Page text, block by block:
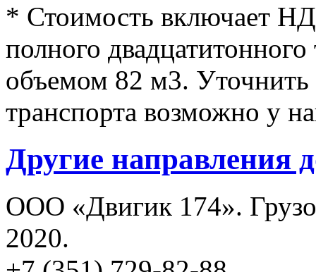
* Стоимость включает
полного
объемом 82 м3.
транспорта возможно у
Другие направления
ООО «Двигик 174».
2020.